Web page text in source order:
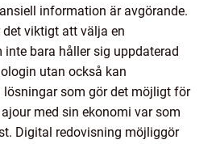
information är avgörande.
viktigt att välja en
bara håller sig uppdaterad
utan också kan
som gör det möjligt för
med sin ekonomi var som
Digital redovisning möjliggör